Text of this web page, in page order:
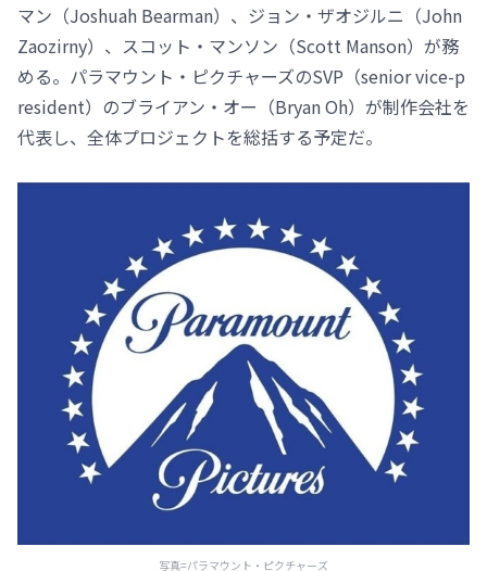
マン（Joshuah Bearman）、ジョン・ザオジルニ（John
Zaozirny）、スコット・マンソン（Scott Manson）が務
める。パラマウント・ピクチャーズのSVP（senior vice-p
resident）のブライアン・オー（Bryan Oh）が制作会社を
代表し、全体プロジェクトを総括する予定だ。
写真=パラマウント・ピクチャーズ